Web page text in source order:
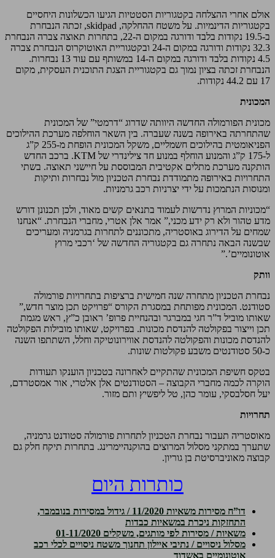
אולם אחרי ההצלחה בקטגוריות הסטטיות הגיעו הכשלונות היחסיים
בקטגוריות הדינמיות. על משטח ההחלקה, skidpad, זכתה הנבחרת
ב-19.5 נקודות בלבד ודורגה במקום ה-22, בתחרות תאוצה צברה הנבחרת
32.3 נקודות ודורגה במקום ה-24 ובקטגוריית האוטוקרוס הנבחרת צברה
4.5 נקודות בלבד ודורגה במקום ה-14 במשותף עם עוד 13 נבחרות.
הנבחרת זכתה בציון נמוך גם בקטגוריית הצגת התוכנית העסקית, מקום
17 עם 44.2 נקודות.
המכונית
מכונית הפורמולה החדשה היוותה שדרוג “דרמטי” של המכונית
שהתחרתה באירופה בשנה שעברה. בין השאר הוחלפה מערכת ההילוכים
הפניאומטית בהילוכים חשמליים, משקל המכונית הופחת מ-255 ק”ג
ל-175 ק”ג והמנוע הוחלף במנוע חד צילינדרי של KTM. ברכב החדש
הותקנה מערכת מתלים אקטיבית המבוססת על חיישני תאוצה. בשתי
התחרויות באירופה מתמודדת נבחרת הטכניון מול נבחרות ותיקות
ומנוסות הנתמכות על ידי יצרניות רכב גרמניות.
“מכוניות המרוץ נדרשות לעמוד בתנאים קשים מאוד, ולכן תכנונן דורש
מדע טהור ולא רק ידע מכני,” אמר אלן אטרי, מחברי הנבחרת. “אנחנו
שמחים על הדירוג באוסטריה, מתכוננים לתחרות בגרמניה ומעריכים
שבשנה הבאה נתחרה גם בקטגוריה החדשה של ‘רכבי מרוץ
אוטונומיים’.”
וותק
נבחרת הטכניון מתחרה שנה חמישית ברציפות בתחרויות פורמולה
סטודנט. המכונית מפותחת במסגרת הקורס “פרויקט תכן מוצר חדש,”
שאותו מוביל ד”ר חגי במברגר ובהנחיית פרופ’ ראובן כ”ץ, ראש מגמת
תכן וייצור בפקולטה להנדסת מכונות. בפרויקט, שאותו מובילות הפקולטה
להנדסת מכונות והפקולטה להנדסת אווירונוטיקה וחלל, השתתפו השנה
כ-50 סטודנטים משבע פקולטות שונות.
בטקס חשיפת המכונית שהתקיים לאחרונה בטכניון הוענקו תעודות
הוקרה לכמה מחברי הקבוצה – הסטודנטים אלן אלטרי, אור אמסטרדם,
יעל חסלבסקי, עומר כהן, טל ליפשיץ ותם מזור.
תחרויות
מאוסטריה תעבור נבחרת הטכניון לתחרות פורמולה סטודנט גרמניה,
שתערך במתקני מסלול המרוצים בהוקנהיימרינג. בתחרות תיקח חלק גם
קבוצה מאוניברסיטת בן גוריון.
כותרות היום
דו”ח מסירות משאיות 11/2020 / גידול במסירות בנובמבר,
התחזקות ניכרת במשאיות כבדות
משאיות / מסירות לפי מותגים, משקלים 01-11/2020
מסלול ניסויים / נתיבי איילון תחנוך משטח ניסויים לכלי רכב
אוטונומיים באשדוד